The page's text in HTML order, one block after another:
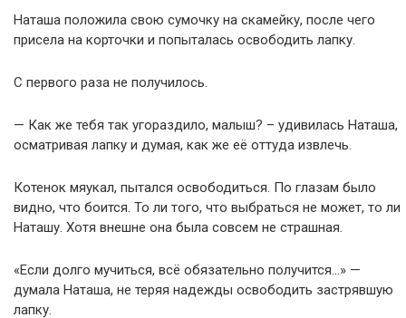
Наташа положила свою сумочку на скамейку, после чего
присела на корточки и попыталась освободить лапку.
С первого раза не получилось.
— Как же тебя так угораздило, малыш? – удивилась Наташа,
осматривая лапку и думая, как же её оттуда извлечь.
Котенок мяукал, пытался освободиться. По глазам было
видно, что боится. То ли того, что выбраться не может, то ли
Наташу. Хотя внешне она была совсем не страшная.
«Если долго мучиться, всё обязательно получится…» —
думала Наташа, не теряя надежды освободить застрявшую
лапку.